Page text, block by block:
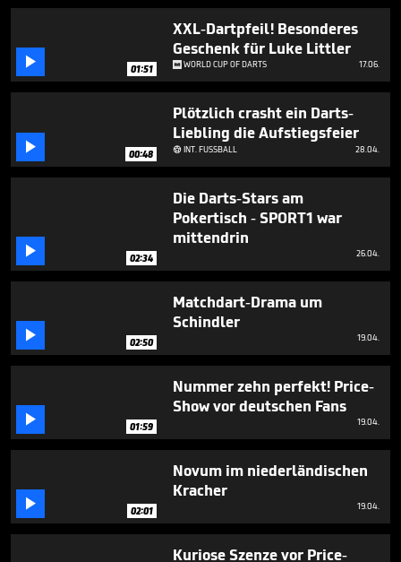
4
seconds
 01:51
XXL-Dartpfeil! Besonderes
Geschenk für Luke Littler
WORLD CUP OF DARTS 17.06.
 00:48
Plötzlich crasht ein Darts-
Liebling die Aufstiegsfeier
INT. FUSSBALL 28.04.
 02:34
Die Darts-Stars am
Pokertisch - SPORT1 war
mittendrin
26.04.
 02:50
Matchdart-Drama um
Schindler
19.04.
 01:59
Nummer zehn perfekt! Price-
Show vor deutschen Fans
19.04.
 02:01
Novum im niederländischen
Kracher
19.04.
Kuriose Szenze vor Price-